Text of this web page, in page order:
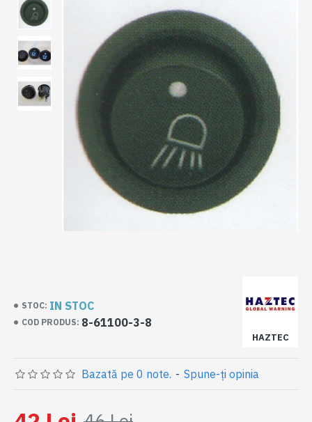
STOC: IN STOC
COD PRODUS: 8-61100-3-8
HAZTEC
Bazată pe 0 note. - Spune-ţi opinia